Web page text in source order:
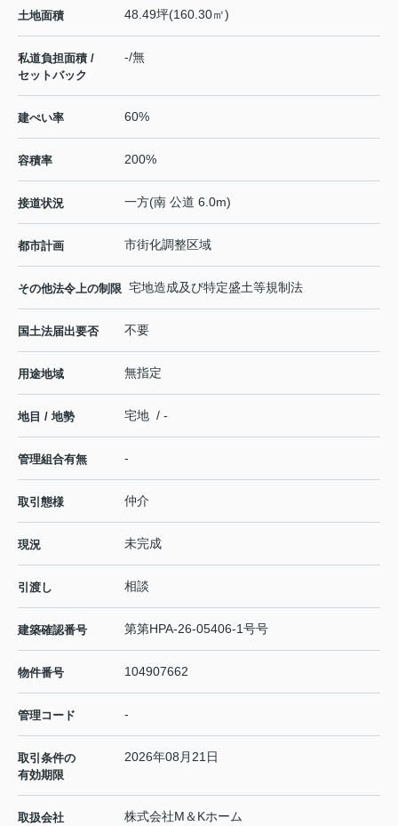
土地面積 48.49坪(160.30㎡)
私道負担面積 /
セットバック
-/無
建ぺい率 60%
容積率 200%
接道状況 一方(南 公道 6.0m)
都市計画 市街化調整区域
その他法令上の制限 宅地造成及び特定盛土等規制法
国土法届出要否 不要
用途地域 無指定
地目 / 地勢 宅地 / -
管理組合有無 -
取引態様 仲介
現況 未完成
引渡し 相談
建築確認番号 第第HPA-26-05406-1号号
物件番号 104907662
管理コード -
取引条件の
有効期限
2026年08月21日
取扱会社 株式会社M＆Kホーム